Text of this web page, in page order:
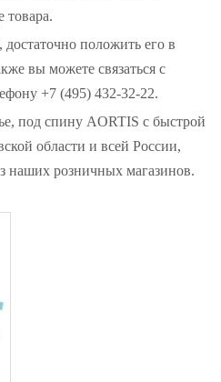
товара.
положить его в
вы можете связаться с
+7 (495) 432-32-22.
под спину AORTIS с быстрой
области и всей России,
наших розничных магазинов.